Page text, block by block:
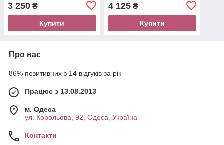
3 250 ₴
Купити
4 125₴
Купити
Про нас
86% позитивних з 14 відгуків за рік
Працює з 13.08.2013
м. Одеса
ул. Корольова, 92, Одеса, Україна
Контакти